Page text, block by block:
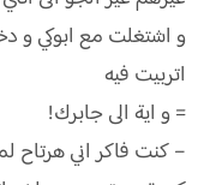
و اشتغلت مع ابوكي و
اتربيت فيه
= و اية الى جابرك!
– كنت فاكر اني هرتاح